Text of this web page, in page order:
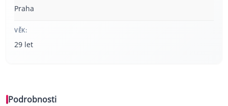
Praha
VĚK:
29 let
Podrobnosti